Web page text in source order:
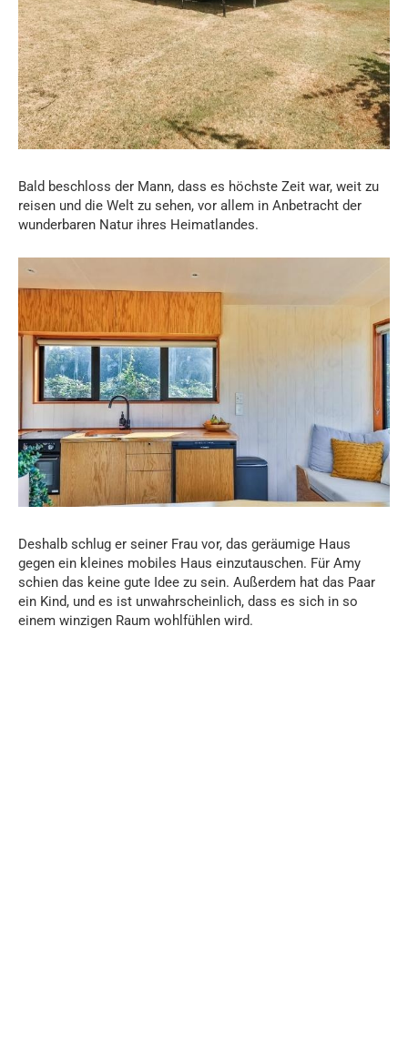
Bald beschloss der Mann, dass es höchste Zeit war, weit zu
reisen und die Welt zu sehen, vor allem in Anbetracht der
wunderbaren Natur ihres Heimatlandes.
Deshalb schlug er seiner Frau vor, das geräumige Haus
gegen ein kleines mobiles Haus einzutauschen. Für Amy
schien das keine gute Idee zu sein. Außerdem hat das Paar
ein Kind, und es ist unwahrscheinlich, dass es sich in so
einem winzigen Raum wohlfühlen wird.